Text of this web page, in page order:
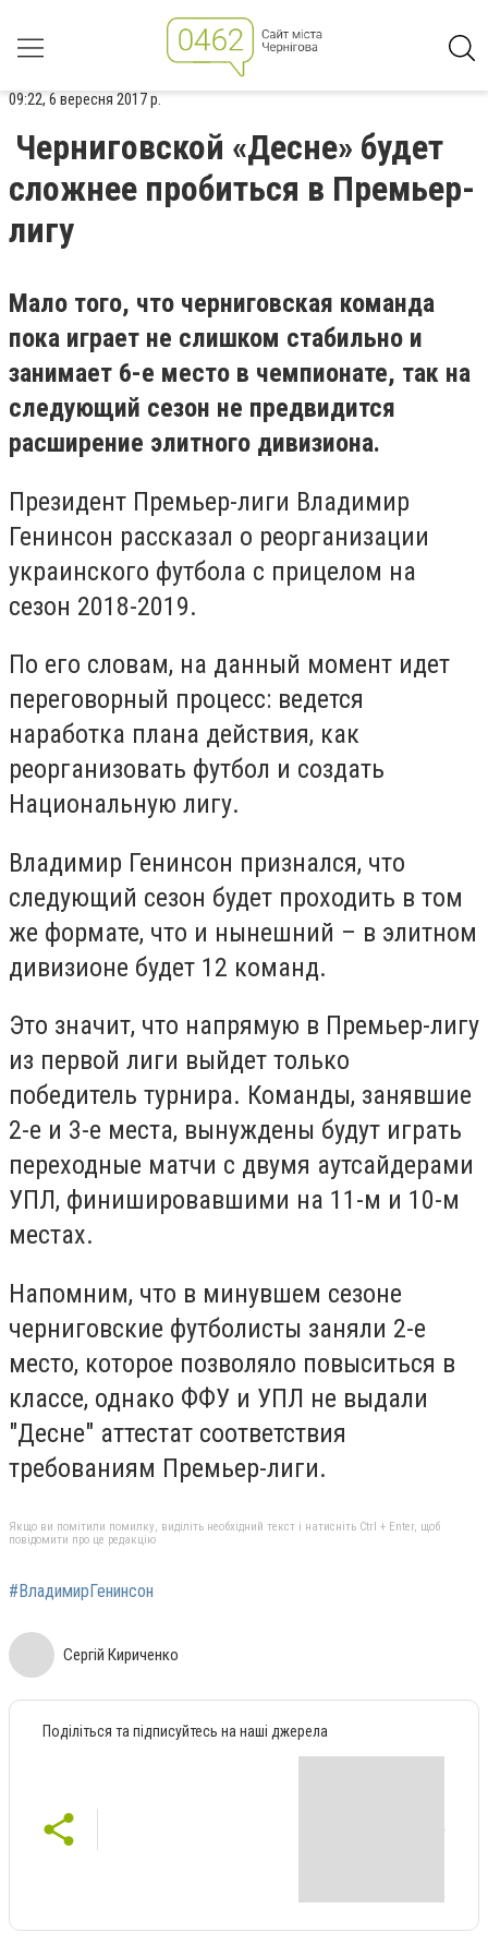
09:22, 6 вересня 2017 р.
Черниговской «Десне» будет
сложнее пробиться в Премьер-
лигу
Мало того, что черниговская команда
пока играет не слишком стабильно и
занимает 6-е место в чемпионате, так на
следующий сезон не предвидится
расширение элитного дивизиона.
Президент Премьер-лиги Владимир
Генинсон рассказал о реорганизации
украинского футбола с прицелом на
сезон 2018-2019.
По его словам, на данный момент идет
переговорный процесс: ведется
наработка плана действия, как
реорганизовать футбол и создать
Национальную лигу.
Владимир Генинсон признался, что
следующий сезон будет проходить в том
же формате, что и нынешний – в элитном
дивизионе будет 12 команд.
Это значит, что напрямую в Премьер-лигу
из первой лиги выйдет только
победитель турнира. Команды, занявшие
2-е и 3-е места, вынуждены будут играть
переходные матчи с двумя аутсайдерами
УПЛ, финишировавшими на 11-м и 10-м
местах.
Напомним, что в минувшем сезоне
черниговские футболисты заняли 2-е
место, которое позволяло повыситься в
классе, однако ФФУ и УПЛ не выдали
"Десне" аттестат соответствия
требованиям Премьер-лиги.
Якщо ви помітили помилку, виділіть необхідний текст і натисніть Ctrl + Enter, щоб
повідомити про це редакцію
#ВладимирГенинсон
Сергій Кириченко
Поділіться та підписуйтесь на наші джерела